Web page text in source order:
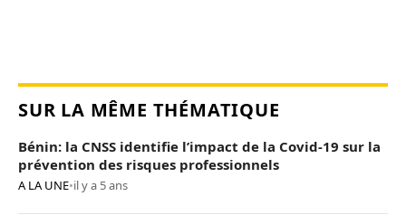
SUR LA MÊME THÉMATIQUE
Bénin: la CNSS identifie l’impact de la Covid-19 sur la
prévention des risques professionnels
A LA UNE•il y a 5 ans